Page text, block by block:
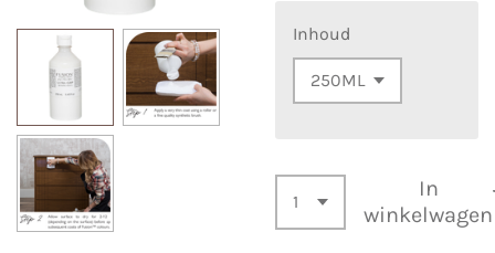
Inhoud
In
winkelwagen